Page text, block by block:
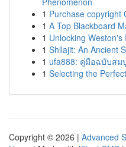
1 Purchase copyright
1 A Top Blackboard
1 Unlocking Weston's
1 Shilajit: An Ancient
1 ufa888: คู่มือฉบับส
1 Selecting the
Copyright © 2026 | Advanced